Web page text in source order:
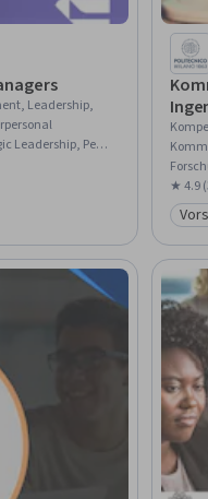
Leadership,
People
★ 4.9